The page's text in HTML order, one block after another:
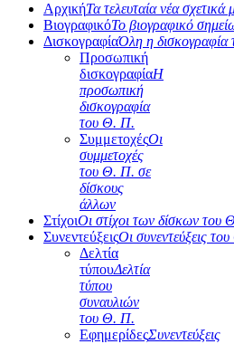
ΑρχικήΤα τελευταία νέα
ΒιογραφικόΤο βιογραφικό
ΔισκογραφίαΌλη η
Προσωπική
δισκογραφίαΗ
προσωπική
δισκογραφία
του Θ. Π.
ΣυμμετοχέςΟι
συμμετοχές
του Θ. Π. σε
δίσκους
άλλων
ΣτίχοιΟι στίχοι των δίσκων του
ΣυνεντεύξειςΟι συνεντεύξεις
Δελτία
τύπουΔελτία
τύπου
συναυλιών
του Θ. Π.
ΕφημερίδεςΣυνεντεύξεις